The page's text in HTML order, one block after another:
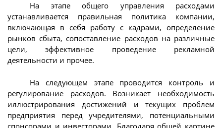
На этапе общего управления расходами
устанавливается правильная политика компании,
включающая в себя работу с кадрами, определение
рынков сбыта, сопоставление расходов на различные
цели, эффективное проведение рекламной
деятельности и прочее.
На следующем этапе проводится контроль и
регулирование расходов. Возникает необходимость
иллюстрирования достижений и текущих проблем
предприятия перед учредителями, потенциальными
спонсорами и инвесторами. Благодаря общей картине